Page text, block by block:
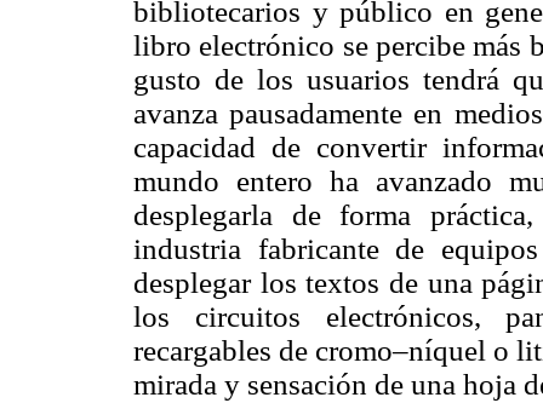
bibliotecarios y público en
libro electrónico se percibe más
gusto de los usuarios tendrá
avanza pausadamente en
capacidad de convertir
mundo entero ha avanzado
desplegarla de forma
industria fabricante de
desplegar los textos de una
los circuitos electrónicos,
recargables de cromo–níquel o
mirada y sensación de una hoja